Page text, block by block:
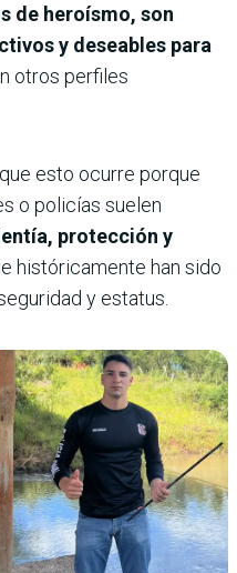
de heroísmo, son
y deseables para
otros perfiles
esto ocurre porque
o policías suelen
protección y
históricamente han sido
y estatus.